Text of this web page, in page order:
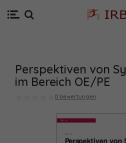
Perspektiven von
im Bereich OE/PE
0 bewertungen